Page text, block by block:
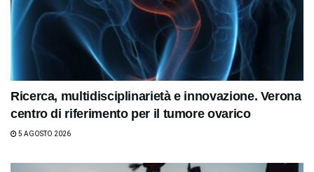
Ricerca, multidisciplinarietà e innovazione. Verona
centro di riferimento per il tumore ovarico
5 AGOSTO 2026